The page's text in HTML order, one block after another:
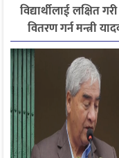
विद्यार्थीलाई लक्षित
वितरण गर्न मन्त्री
निर्देशन